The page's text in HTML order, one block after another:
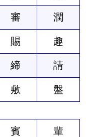
審 潤
賜 趣
締 請
敷 盤
賓 輩